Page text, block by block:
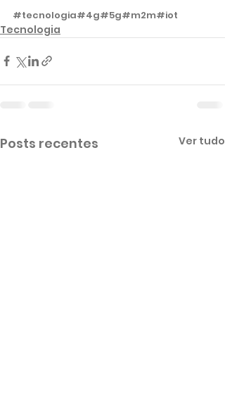
#tecnologia#4g#5g#m2m#iot
Tecnologia
Posts recentes Ver tudo